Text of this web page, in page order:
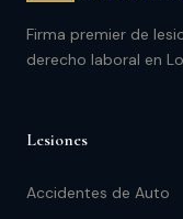
Firma premier de
derecho laboral en
Lesiones
Accidentes de Auto